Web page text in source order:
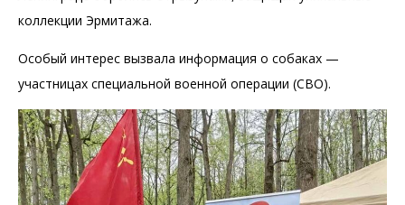
коллекции Эрмитажа.
Особый интерес вызвала информация о собаках —
участницах специальной военной операции (СВО).